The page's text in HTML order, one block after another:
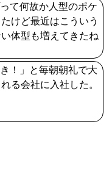
て何故か人型のポケ
けど最近はこういう
体型も増えてきたね
！」と毎朝朝礼で大
る会社に入社した。